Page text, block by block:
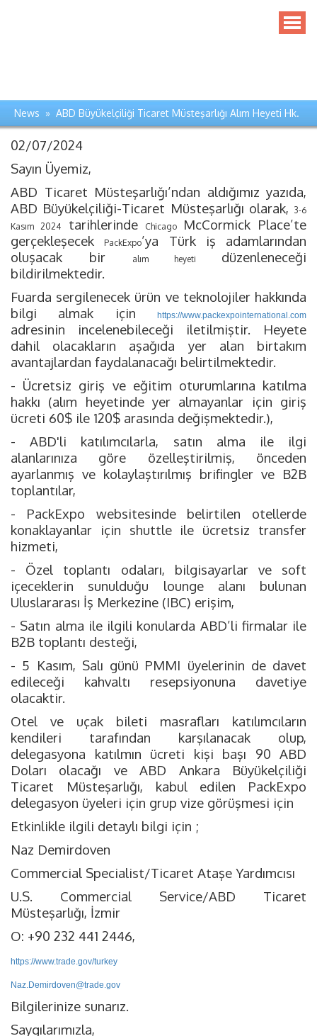
News » ABD Büyükelçiliği Ticaret Müsteşarlığı Alım Heyeti Hk.
02/07/2024
Sayın Üyemiz,
ABD Ticaret Müsteşarlığı’ndan aldığımız yazıda,
ABD Büyükelçiliği-Ticaret Müsteşarlığı olarak, 3-6
Kasım 2024tarihlerinde Chicago
McCormick Place’te
gerçekleşecek
PackExpo’ya Türk iş adamlarından
oluşacak bir
alım heyeti düzenleneceği
bildirilmektedir.
Fuarda sergilenecek ürün ve teknolojiler hakkında
bilgi almak için
https://www.packexpointernational.com
adresinin incelenebileceği iletilmiştir. Heyete
dahil olacakların aşağıda yer alan birtakım
avantajlardan faydalanacağı belirtilmektedir.
- Ücretsiz giriş ve eğitim oturumlarına katılma
hakkı (alım heyetinde yer almayanlar için giriş
ücreti 60$ ile 120$ arasında değişmektedir.),
- ABD'li katılımcılarla, satın alma ile ilgi
alanlarınıza göre özelleştirilmiş, önceden
ayarlanmış ve kolaylaştırılmış brifingler ve B2B
toplantılar,
- PackExpo websitesinde belirtilen otellerde
konaklayanlar için shuttle ile ücretsiz transfer
hizmeti,
- Özel toplantı odaları, bilgisayarlar ve soft
içeceklerin sunulduğu lounge alanı bulunan
Uluslararası İş Merkezine (IBC) erişim,
- Satın alma ile ilgili konularda ABD’li firmalar ile
B2B toplantı desteği,
- 5 Kasım, Salı günü PMMI üyelerinin de davet
edileceği kahvaltı resepsiyonuna davetiye
olacaktir.
Otel ve uçak bileti masrafları katılımcıların
kendileri tarafından karşılanacak olup,
delegasyona katılmın ücreti kişi başı 90 ABD
Doları olacağı ve ABD Ankara Büyükelçiliği
Ticaret Müsteşarlığı, kabul edilen PackExpo
delegasyon üyeleri için grup vize görüşmesi için
Etkinlikle ilgili detaylı bilgi için ;
Naz Demirdoven
Commercial Specialist/Ticaret Ataşe Yardımcısı
U.S. Commercial Service/ABD Ticaret
Müsteşarlığı, İzmir
O: +90 232 441 2446,
https://www.trade.gov/turkey
Naz.Demirdoven@trade.gov
Bilgilerinize sunarız.
Saygılarımızla,